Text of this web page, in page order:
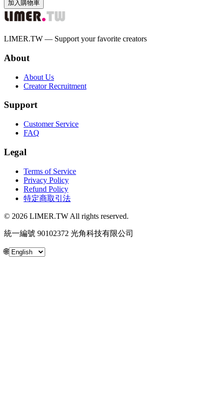
加入購物車
LIMER.TW — Support your favorite creators
About
About Us
Creator Recruitment
Support
Customer Service
FAQ
Legal
Terms of Service
Privacy Policy
Refund Policy
特定商取引法
© 2026 LIMER.TW All rights reserved.
統一編號 90102372 光角科技有限公司
🌐